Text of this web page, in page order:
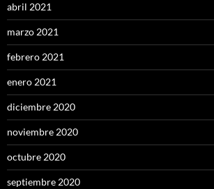
abril 2021
marzo 2021
febrero 2021
enero 2021
diciembre 2020
noviembre 2020
octubre 2020
septiembre 2020